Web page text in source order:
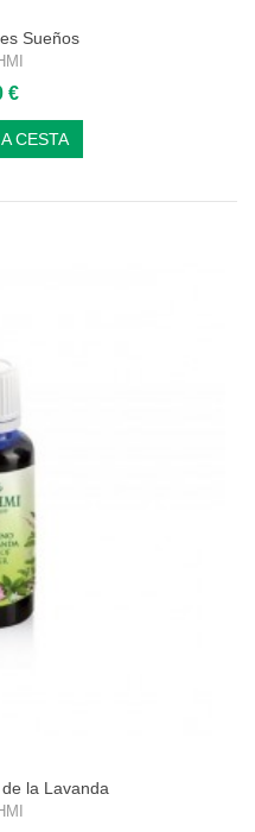
Sueños
€
CESTA
la Lavanda